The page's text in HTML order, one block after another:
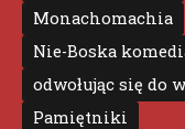
Monachomachia
Nie-Boska
odwołując się do
Pamiętniki